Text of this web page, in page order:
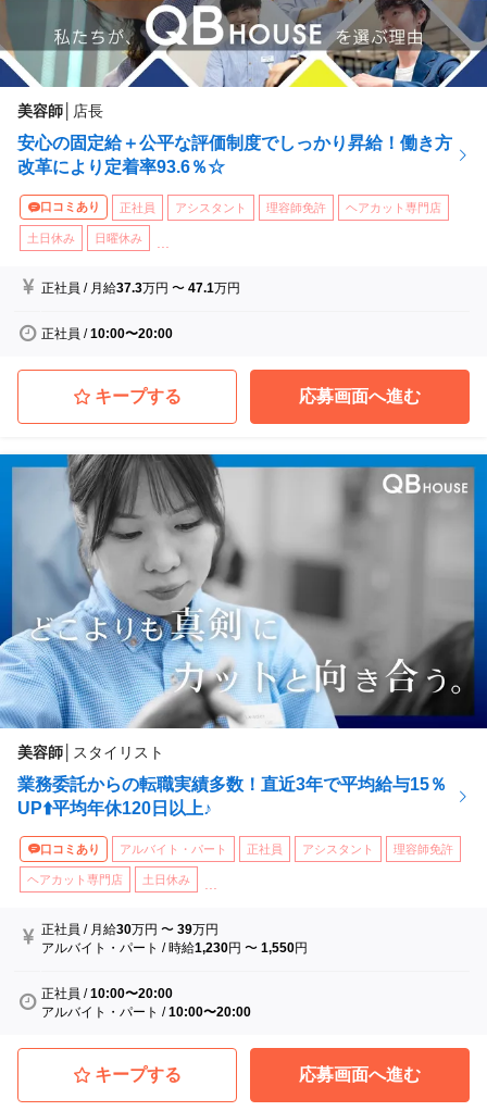
＝＝＝＝＝＝＝＝＝＝＝＝＝＝＝＝＝＝＝
また、研修制度の充実に取り組んだ結果、
専業主婦(夫)／無職、理美容専門学校生、フ
リーター（コンビニ・スーパーなど）、飲食
店店員、工場期間工／製造業、派遣登録スタ
ッフ、介護福祉士、業務委託美容師、アパレ
ル店員スタッフなど、美容師や理容師の資格
を持っているものの他職種で働かれていた方
たちも美容師への再チャレンジの場としても
QBハウスが選ばれています！
＜研修プログラムについて＞
▽1ヶ月目
入社式 / QBハウス一般業務フロー / クレーム対
応 / 入社時研修（社会変化・仕事とは・組織理解
）/ オペレーション研修
▽2ヶ月目
ハサミの開閉 / カット理論（ワンレングス・グラ
/ ロープレ
▽3ヶ月目
カット理論（バリカン・セニング・刈り上げ）/ テ
カウンセリング理論
カット理論（ツーブロック・ソフトモヒカン）・テク
接客研修 （コミュニケーション力、ケーススタディ
・ロールプレイング）
カット理論（ワンレングス）・ テクニック（クシの持
ち方、インサイドグラデーション）/ 入社時研修の振
り返り / 卒業認定試験 / 卒業式
▽7ヶ月目以降（スタイリストデビュー後）
＜フォローアップ研修＞月1回×12ヶ月
店舗で施術を行う中での疑問や苦手の克服、技術バリ
エーションの向上、女性のスタイルのスキルアップ
（研修6ヶ月間ではメンズスタイルをメインに研修を
進めていくため、研修終了後にレディーススタイルへ
の知識や技術を深めていただいています。）
美容師 店長
安心の固定給＋公平な評価制度でしっかり昇給！働き方
改革により定着率93.6％☆
口コミあり 正社員 アシスタント 理容師免許 ヘアカット専門店
土日休み 日曜休み
正社員 / 月給37.3万円 〜47.1万円
正社員 /10:00〜20:00
キープする 応募画面へ進む
美容師 スタイリスト
業務委託からの転職実績多数！直近3年で平均給与15％
UP⬆️平均年休120日以上♪
口コミあり アルバイト・パート 正社員 アシスタント 理容師免許
ヘアカット専門店 土日休み
正社員 / 月給30万円 〜39万円
アルバイト・パート /時給1,230円 〜1,550円
正社員 /10:00〜20:00
アルバイト・パート /10:00〜20:00
キープする 応募画面へ進む